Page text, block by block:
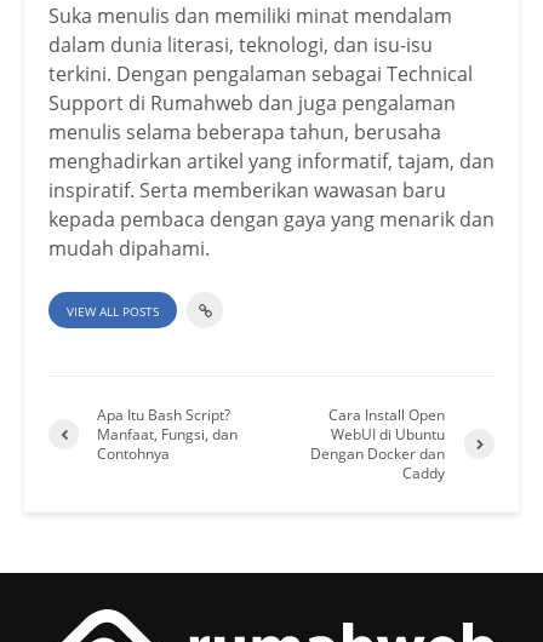
Suka menulis dan memiliki minat mendalam
dalam dunia literasi, teknologi, dan isu-isu
terkini. Dengan pengalaman sebagai Technical
Support di Rumahweb dan juga pengalaman
menulis selama beberapa tahun, berusaha
menghadirkan artikel yang informatif, tajam, dan
inspiratif. Serta memberikan wawasan baru
kepada pembaca dengan gaya yang menarik dan
mudah dipahami.
VIEW ALL POSTS
Apa Itu Bash Script?
Manfaat, Fungsi, dan
Contohnya
Cara Install Open
WebUI di Ubuntu
Dengan Docker dan
Caddy